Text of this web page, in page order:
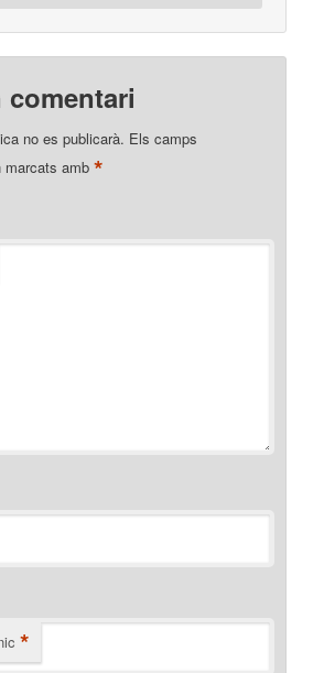
comentari
no es publicarà. Els camps
marcats amb*
*